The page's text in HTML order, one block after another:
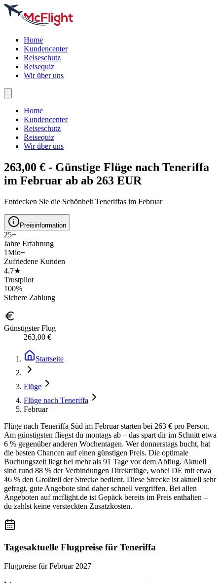
Home
Kundencenter
Reiseschutz
Reisequiz
Wir über uns
Home
Kundencenter
Reiseschutz
Reisequiz
Wir über uns
263,00 € - Günstige Flüge nach Teneriffa
im Februar ab ab 263 EUR
Entdecken Sie die Schönheit Teneriffas im Februar
Preisinformation
25+
Jahre Erfahrung
1Mio+
Zufriedene Kunden
4.7★
Trustpilot
100%
Sichere Zahlung
Günstigster Flug
263,00 €
Startseite
Flüge
Flüge nach Teneriffa
Februar
Flüge nach Teneriffa Süd im Februar starten bei 263 € pro Person.
Am günstigsten fliegst du montags ab – das spart dir im Schnitt etwa
6 % gegenüber anderen Wochentagen. Wer donnerstags bucht, hat
die besten Chancen auf einen günstigen Preis. Die optimale
Buchungszeit liegt bei mehr als 91 Tage vor dem Abflug. Aktuell
sind rund 88 % der Verbindungen Direktflüge, wobei DE mit etwa
46 % den Großteil der Strecke bedient. Diese Strecke ist aktuell sehr
gefragt, gute Angebote sind daher schnell vergriffen. Bei allen
Angeboten auf mcflight.de ist Gepäck bereits im Preis enthalten –
du zahlst keine versteckten Zusatzkosten.
Tagesaktuelle Flugpreise für Teneriffa
Flugpreise fürFebruar 2027